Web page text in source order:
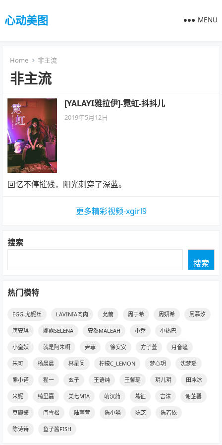
心动美图 MENU
Home 非主流
非主流
[YALAYI雅拉伊]-霓虹-抖抖儿
2019年5月12日
回忆不停摧残，阳光刺穿了深蓝。
更多精彩视频-xgirl9
搜索
搜索
热门模特
EGG-尤妮丝 LAVINIA肉肉 允薾 周于希 周妍希 周慕汐
唐安琪 娜露SELENA 安然MALEAH 小乔 小热巴
小蛮妖 就是阿朱啊 尹菲 徐安安 方子萱 月音瞳
朱可 杨晨晨 林星阑 柠檬C_LEMON 梦心玥 沈梦瑶
熊小诺 猩一 玄子 王语纯 王馨瑶 玥儿玥 田冰冰
米妮 绮里嘉 美七MIA 萌汉药 葛征 言沫 谢芷馨
豆瓣酱 闫雪松 陆萱萱 陈小喵 陈芝 陈若依
陈诗诗 鱼子酱FISH